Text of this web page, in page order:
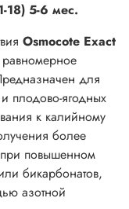
18) 5-6 мес.
Osmocote Exact
равномерное
для
плодово-ягодных
к калийному
более
при повышенном
бикарбонатов,
азотной